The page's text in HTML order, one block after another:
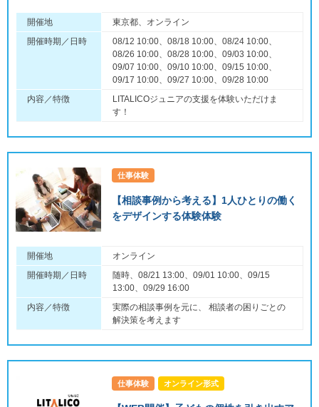
開催地
東京都、オンライン
開催時期／日時
08/12 10:00、08/18 10:00、08/24 10:00、
08/26 10:00、08/28 10:00、09/03 10:00、
09/07 10:00、09/10 10:00、09/15 10:00、
09/17 10:00、09/27 10:00、09/28 10:00
内容／特徴
LITALICOジュニアの支援を体験いただけま
す！
仕事体験
【相談事例から考える】1人ひとりの働く
をデザインする体験体験
開催地
オンライン
開催時期／日時
随時、08/21 13:00、09/01 10:00、09/15
13:00、09/29 16:00
内容／特徴
実際の相談事例を元に、 相談者の困りごとの
解決策を考えます
仕事体験 オンライン形式